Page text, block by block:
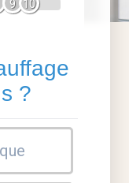
9 10
?